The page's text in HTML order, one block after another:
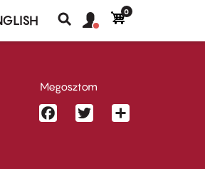
Keresés
fiók
Felhasználói
0
Megosztom
FacebookTwitter